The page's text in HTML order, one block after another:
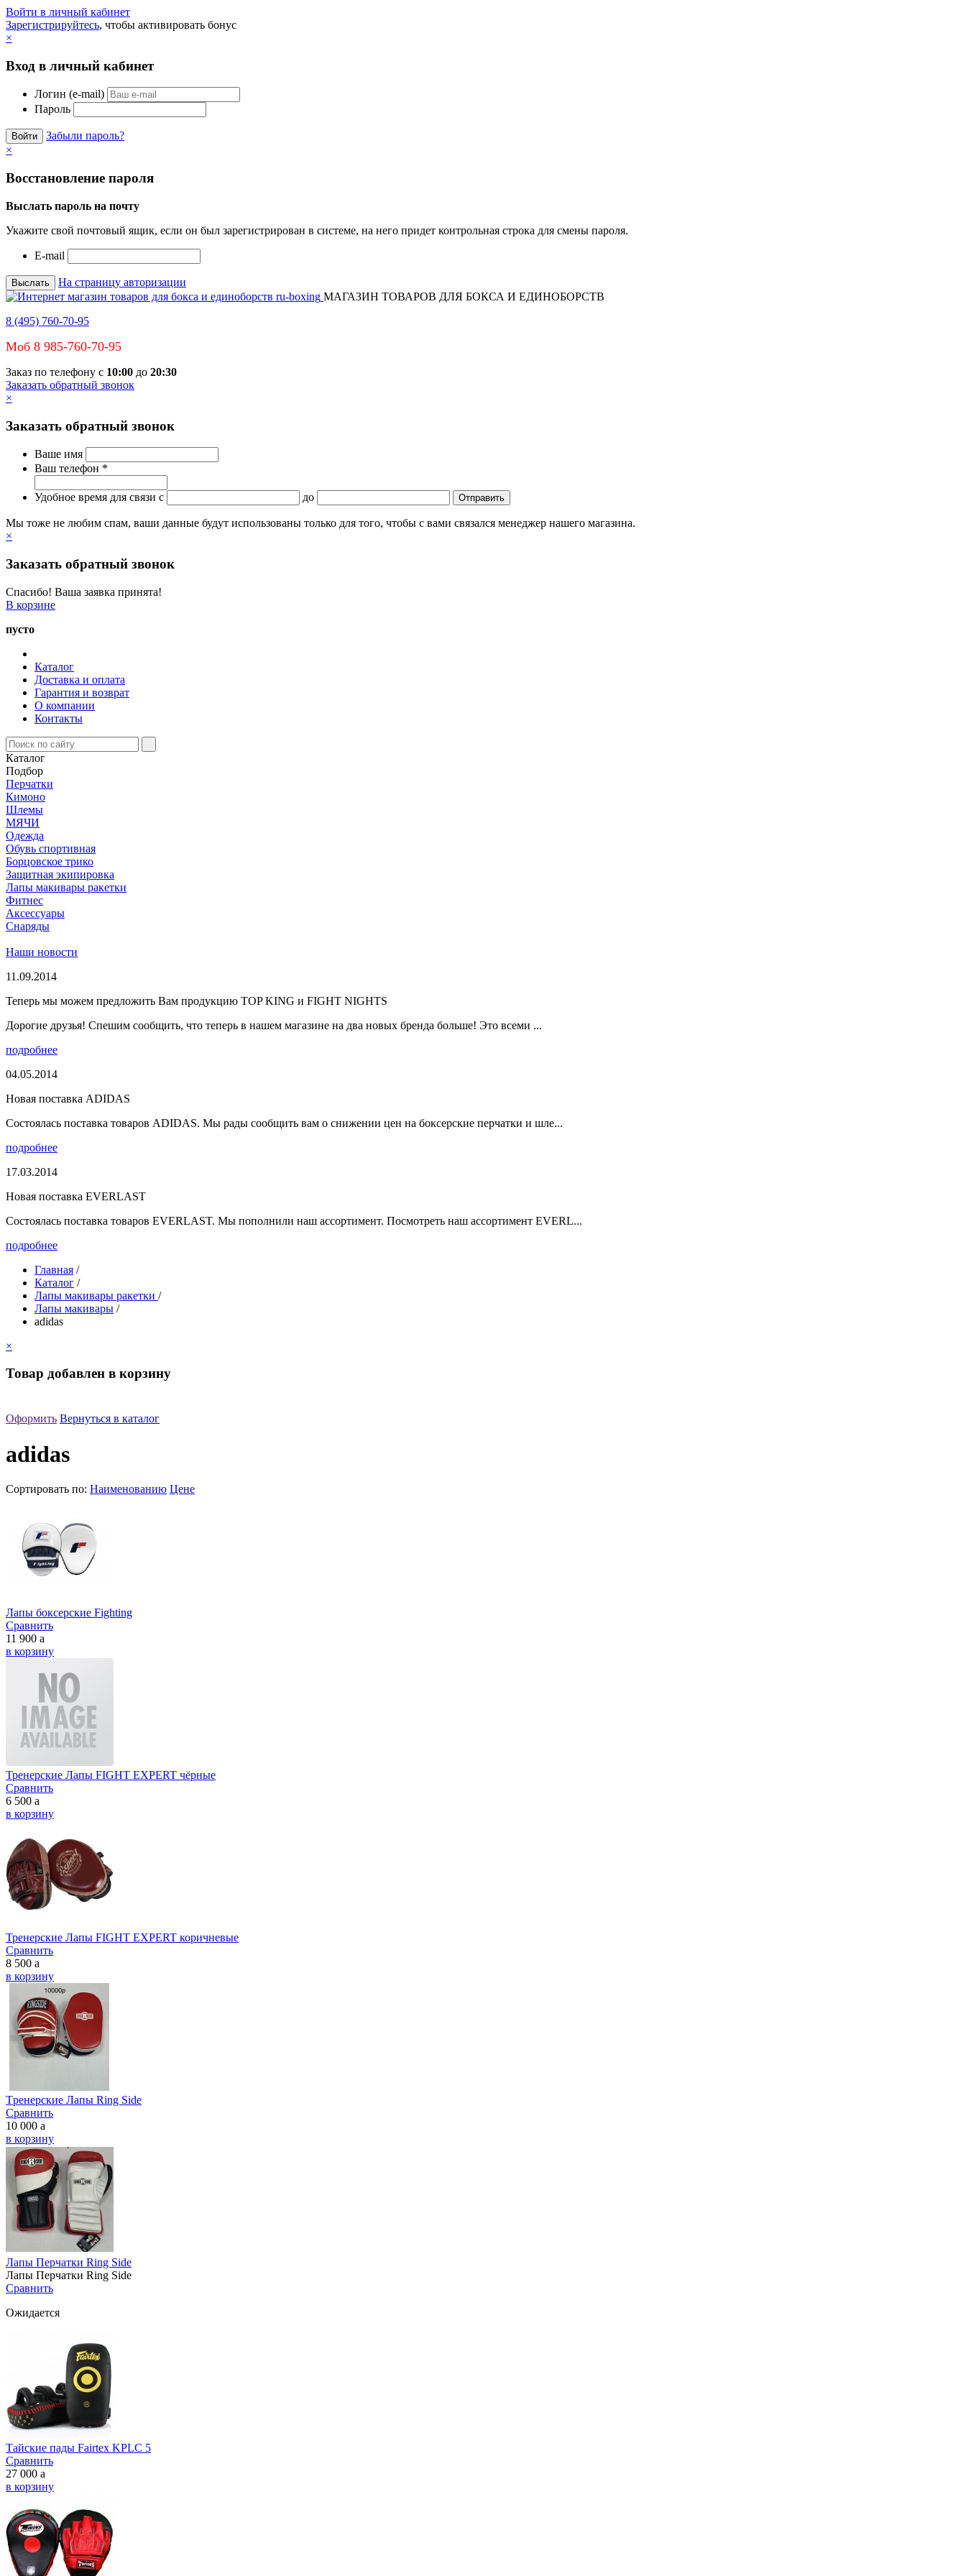
Войти в личный кабинет
Зарегистрируйтесь, чтобы активировать бонус
×
Вход в личный кабинет
Логин (e-mail)
Пароль
Забыли пароль?
×
Восстановление пароля
Выслать пароль на почту
Укажите свой почтовый ящик, если он был зарегистрирован в системе, на него придет контрольная строка для смены пароля.
E-mail
На страницу авторизации
МАГАЗИН ТОВАРОВ ДЛЯ БОКСА И ЕДИНОБОРСТВ
8 (495) 760-70-95
Моб 8 985-760-70-95
Заказ по телефону с 10:00 до 20:30
Заказать обратный звонок
×
Заказать обратный звонок
Ваше имя
Ваш телефон *
Удобное время для связи c до
Мы тоже не любим спам, ваши данные будут использованы только для того, чтобы с вами связался менеджер нашего магазина.
×
Заказать обратный звонок
Спасибо! Ваша заявка принята!
В корзине
пусто
Каталог
Доставка и оплата
Гарантия и возврат
О компании
Контакты
Каталог
Подбор
Перчатки
Кимоно
Шлемы
МЯЧИ
Одежда
Обувь спортивная
Борцовское трико
Защитная экипировка
Лапы макивары ракетки
Фитнес
Аксессуары
Снаряды
Наши новости
11.09.2014
Теперь мы можем предложить Вам продукцию TOP KING и FIGHT NIGHTS
Дорогие друзья! Спешим сообщить, что теперь в нашем магазине на два новых бренда больше! Это всеми ...
подробнее
04.05.2014
Новая поставка ADIDAS
Состоялась поставка товаров ADIDAS. Мы рады сообщить вам о снижении цен на боксерские перчатки и шле...
подробнее
17.03.2014
Новая поставка EVERLAST
Состоялась поставка товаров EVERLAST. Мы пополнили наш ассортимент. Посмотреть наш ассортимент EVERL...
подробнее
Главная /
Каталог /
Лапы макивары ракетки /
Лапы макивары /
adidas
×
Товар добавлен в корзину
Оформить Вернуться в каталог
adidas
Сортировать по: Наименованию Цене
Лапы боксерские Fighting
Сравнить
11 900 a
в корзину
Тренерские Лапы FIGHT EXPERT чёрные
Сравнить
6 500 a
в корзину
Тренерские Лапы FIGHT EXPERT коричневые
Сравнить
8 500 a
в корзину
Tренерские Лапы Ring Side
Сравнить
10 000 a
в корзину
Лапы Перчатки Ring Side
Лапы Перчатки Ring Side
Сравнить
Ожидается
Тайские пады Fairtex KPLC 5
Сравнить
27 000 a
в корзину